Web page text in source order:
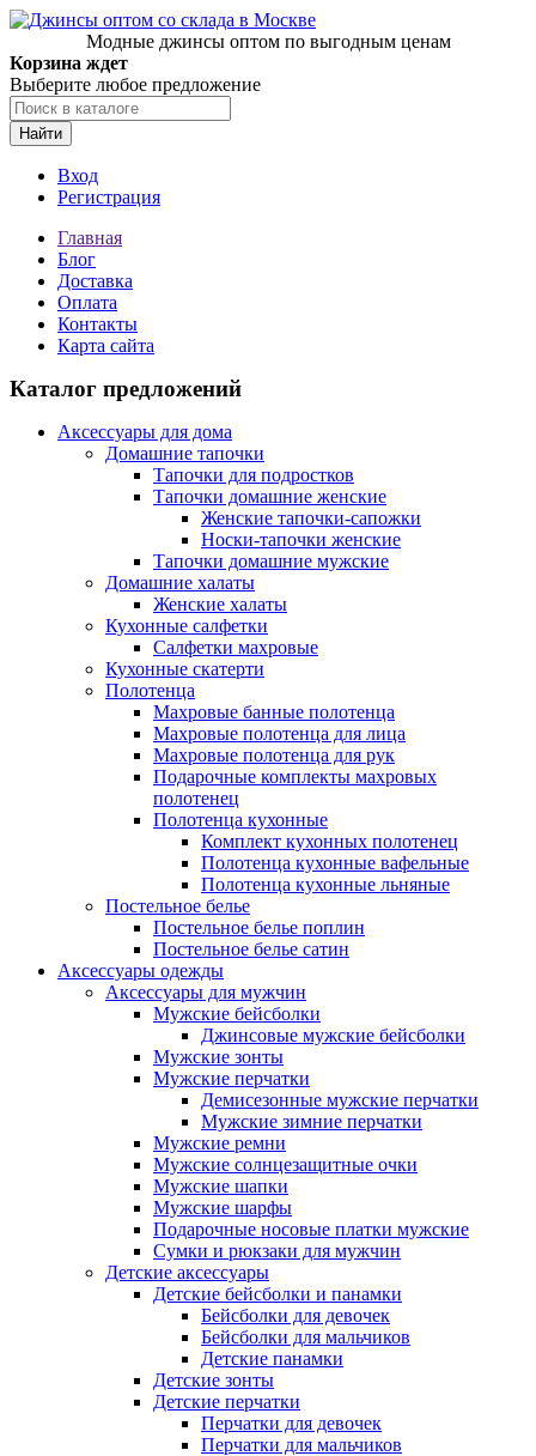
Модные джинсы оптом по выгодным ценам
Корзина ждет
Выберите любое предложение
Найти
Вход
Регистрация
Главная
Блог
Доставка
Оплата
Контакты
Карта сайта
Каталог предложений
Аксессуары для дома
Домашние тапочки
Тапочки для подростков
Тапочки домашние женские
Женские тапочки-сапожки
Носки-тапочки женские
Тапочки домашние мужские
Домашние халаты
Женские халаты
Кухонные салфетки
Салфетки махровые
Кухонные скатерти
Полотенца
Махровые банные полотенца
Махровые полотенца для лица
Махровые полотенца для рук
Подарочные комплекты махровых
полотенец
Полотенца кухонные
Комплект кухонных полотенец
Полотенца кухонные вафельные
Полотенца кухонные льняные
Постельное белье
Постельное белье поплин
Постельное белье сатин
Аксессуары одежды
Аксессуары для мужчин
Мужские бейсболки
Джинсовые мужские бейсболки
Мужские зонты
Мужские перчатки
Демисезонные мужские перчатки
Мужские зимние перчатки
Мужские ремни
Мужские солнцезащитные очки
Мужские шапки
Мужские шарфы
Подарочные носовые платки мужские
Сумки и рюкзаки для мужчин
Детские аксессуары
Детские бейсболки и панамки
Бейсболки для девочек
Бейсболки для мальчиков
Детские панамки
Детские зонты
Детские перчатки
Перчатки для девочек
Перчатки для мальчиков